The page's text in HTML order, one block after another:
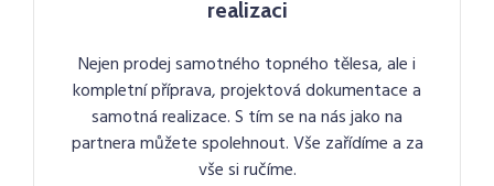
realizaci
Nejen prodej samotného topného tělesa, ale i
kompletní příprava, projektová dokumentace a
samotná realizace. S tím se na nás jako na
partnera můžete spolehnout. Vše zařídíme a za
vše si ručíme.